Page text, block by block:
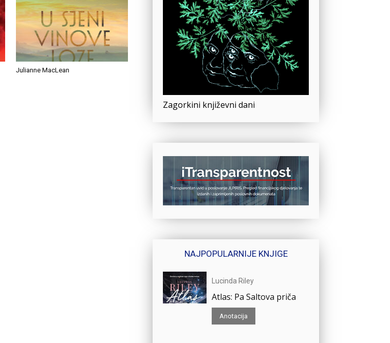
Julianne MacLean
Zagorkini književni dani
NAJPOPULARNIJE KNJIGE
Lucinda Riley
Atlas: Pa Saltova priča
Anotacija